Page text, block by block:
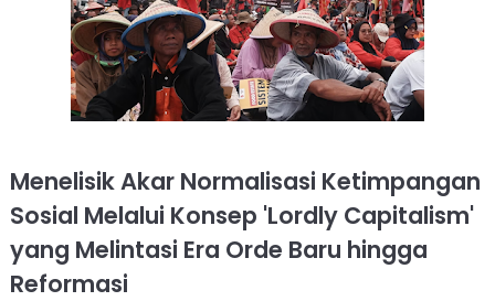
Menelisik Akar Normalisasi Ketimpangan
Sosial Melalui Konsep 'Lordly Capitalism'
yang Melintasi Era Orde Baru hingga
Reformasi